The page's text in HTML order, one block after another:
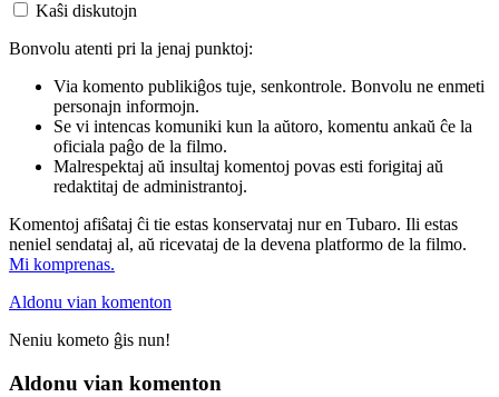
Kaŝi diskutojn
Bonvolu atenti pri la jenaj punktoj:
Via komento publikiĝos tuje, senkontrole. Bonvolu ne enmeti
personajn informojn.
Se vi intencas komuniki kun la aŭtoro, komentu ankaŭ ĉe la
oficiala paĝo de la filmo.
Malrespektaj aŭ insultaj komentoj povas esti forigitaj aŭ
redaktitaj de administrantoj.
Komentoj afiŝataj ĉi tie estas konservataj nur en Tubaro. Ili estas
neniel sendataj al, aŭ ricevataj de la devena platformo de la filmo.
Mi komprenas.
Aldonu vian komenton
Neniu kometo ĝis nun!
Aldonu vian komenton